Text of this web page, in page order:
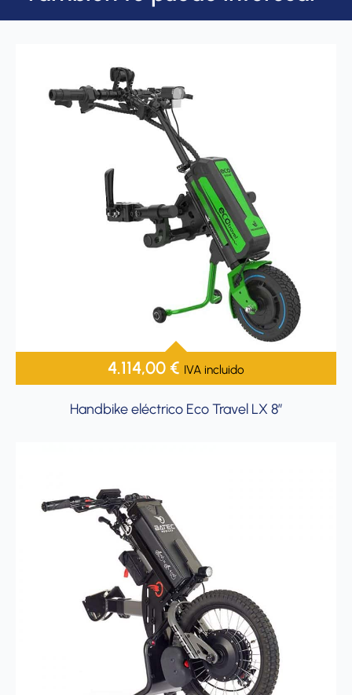
4.114,00€ IVA incluido
Handbike eléctrico Eco Travel LX 8”